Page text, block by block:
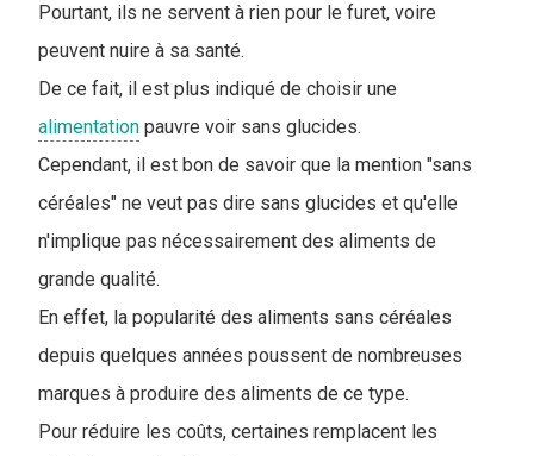
Pourtant, ils ne servent à rien pour le furet, voire
peuvent nuire à sa santé.
De ce fait, il est plus indiqué de choisir une
alimentation pauvre voir sans glucides.
Cependant, il est bon de savoir que la mention "sans
céréales" ne veut pas dire sans glucides et qu'elle
n'implique pas nécessairement des aliments de
grande qualité.
En effet, la popularité des aliments sans céréales
depuis quelques années poussent de nombreuses
marques à produire des aliments de ce type.
Pour réduire les coûts, certaines remplacent les